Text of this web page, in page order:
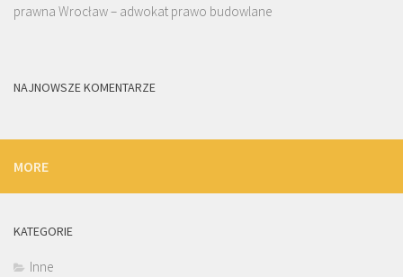
prawna Wrocław – adwokat prawo budowlane
NAJNOWSZE KOMENTARZE
MORE
KATEGORIE
Inne